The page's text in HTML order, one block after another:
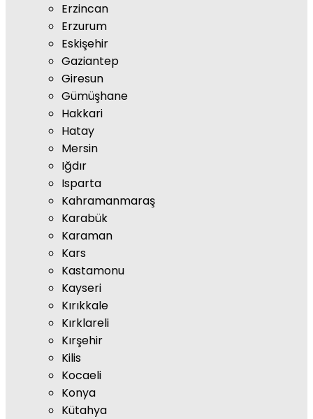
Erzincan
Erzurum
Eskişehir
Gaziantep
Giresun
Gümüşhane
Hakkari
Hatay
Mersin
Iğdır
Isparta
Kahramanmaraş
Karabük
Karaman
Kars
Kastamonu
Kayseri
Kırıkkale
Kırklareli
Kırşehir
Kilis
Kocaeli
Konya
Kütahya